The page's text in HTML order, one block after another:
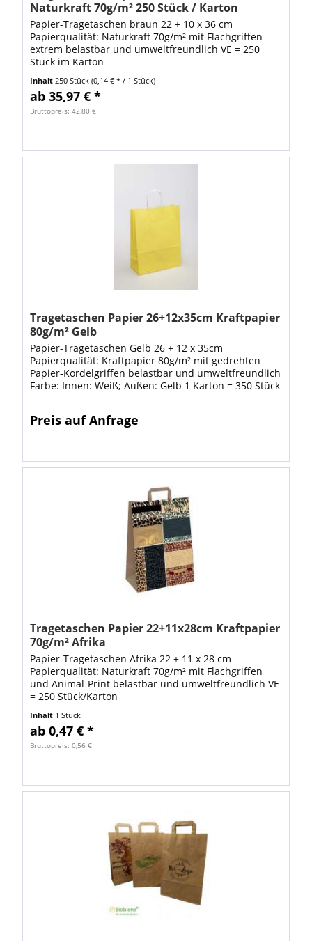
Naturkraft 70g/m² 250 Stück / Karton
Papier-Tragetaschen braun 22 + 10 x 36 cm
Papierqualität: Naturkraft 70g/m² mit Flachgriffen
extrem belastbar und umweltfreundlich VE = 250
Stück im Karton
Inhalt250 Stück(0,14 € * / 1 Stück)
ab 35,97 € *
Bruttopreis: 42,80 €
Tragetaschen Papier 26+12x35cm Kraftpapier
80g/m² Gelb
Papier-Tragetaschen Gelb 26 + 12 x 35cm
Papierqualität: Kraftpapier 80g/m² mit gedrehten
Papier-Kordelgriffen belastbar und umweltfreundlich
Farbe: Innen: Weiß; Außen: Gelb 1 Karton = 350 Stück
Preis auf Anfrage
Tragetaschen Papier 22+11x28cm Kraftpapier
70g/m² Afrika
Papier-Tragetaschen Afrika 22 + 11 x 28 cm
Papierqualität: Naturkraft 70g/m² mit Flachgriffen
und Animal-Print belastbar und umweltfreundlich VE
= 250 Stück/Karton
Inhalt 1 Stück
ab 0,47 € *
Bruttopreis: 0,56 €